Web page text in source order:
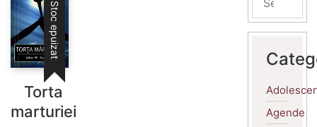
Stoc epuizat
Torta
marturiei
Agende